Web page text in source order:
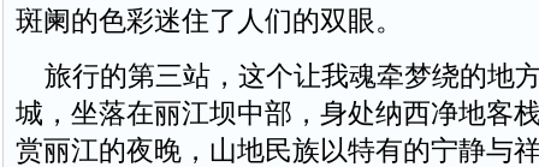
斑阑的色彩迷住了人们的双眼。
旅行的第三站，这个让我魂牵梦绕的地
城，坐落在丽江坝中部，身处纳西净地客
赏丽江的夜晚，山地民族以特有的宁静与